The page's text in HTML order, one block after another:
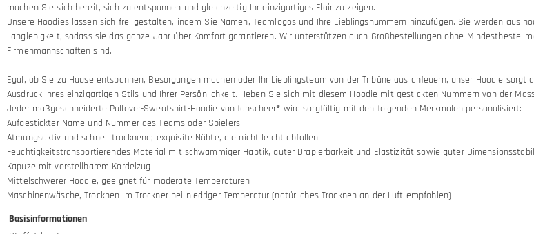
machen Sie sich bereit, sich zu entspannen und gleichzeitig Ihr einzigartiges Flair zu zeigen.
Unsere Hoodies lassen sich frei gestalten, indem Sie Namen, Teamlogos und Ihre Lieblingsnummern hinzufügen. Sie werden
Langlebigkeit, sodass sie das ganze Jahr über Komfort garantieren. Wir unterstützen auch Großbestellungen ohne
Firmenmannschaften sind.
Egal, ob Sie zu Hause entspannen, Besorgungen machen oder Ihr Lieblingsteam von der Tribüne aus anfeuern, unser Hoodie
Ausdruck Ihres einzigartigen Stils und Ihrer Persönlichkeit. Heben Sie sich mit diesem Hoodie mit gestickten Nummern von der
Jeder maßgeschneiderte Pullover-Sweatshirt-Hoodie von fanscheer® wird sorgfältig mit den folgenden Merkmalen personalisiert:
Aufgestickter Name und Nummer des Teams oder Spielers
Atmungsaktiv und schnell trocknend; exquisite Nähte, die nicht leicht abfallen
Feuchtigkeitstransportierendes Material mit schwammiger Haptik, guter Drapierbarkeit und Elastizität sowie guter
Kapuze mit verstellbarem Kordelzug
Mittelschwerer Hoodie, geeignet für moderate Temperaturen
Maschinenwäsche, Trocknen im Trockner bei niedriger Temperatur (natürliches Trocknen an der Luft empfohlen)
Basisinformationen